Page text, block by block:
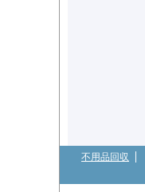
不用品回収